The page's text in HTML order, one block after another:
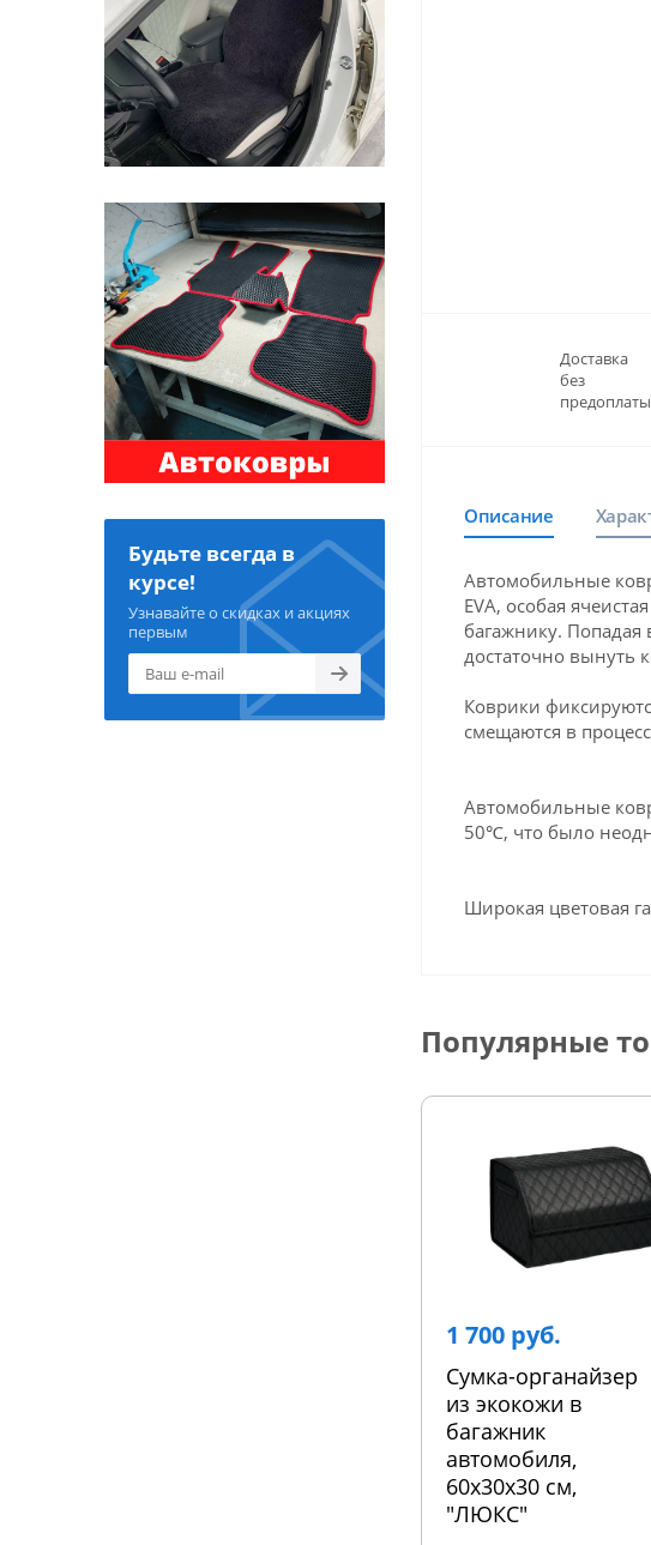
Будьте всегда в
курсе!
Узнавайте о скидках и акциях
первым
Доставка
без
предоплаты
Описание
Автомобильные
EVA, особая
багажнику. Попадая
достаточно вынуть
Коврики
смещаются в
Автомобильные
50℃, что было
Широкая цветовая
Популярные
1 700 руб.
Сумка-органайзер
из экокожи в
багажник
автомобиля,
60х30х30 см,
"ЛЮКС"